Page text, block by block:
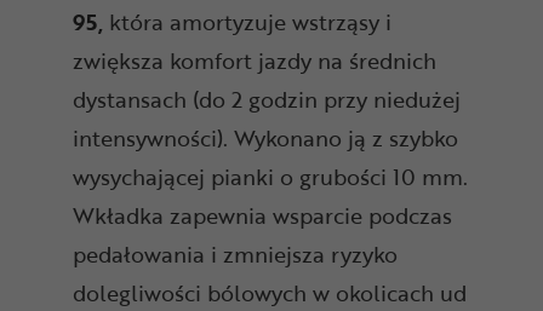
95, która amortyzuje wstrząsy i
zwiększa komfort jazdy na średnich
dystansach (do 2 godzin przy niedużej
intensywności). Wykonano ją z szybko
wysychającej pianki o grubości 10 mm.
Wkładka zapewnia wsparcie podczas
pedałowania i zmniejsza ryzyko
dolegliwości bólowych w okolicach ud